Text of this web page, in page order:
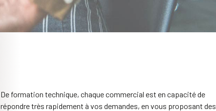
De formation technique, chaque commercial est en capacité de
répondre très rapidement à vos demandes, en vous proposant des